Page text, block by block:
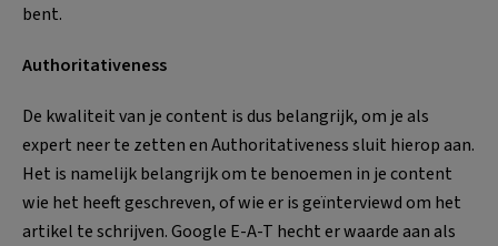
bent.
Authoritativeness
De kwaliteit van je content is dus belangrijk, om je als
expert neer te zetten en Authoritativeness sluit hierop aan.
Het is namelijk belangrijk om te benoemen in je content
wie het heeft geschreven, of wie er is geïnterviewd om het
artikel te schrijven. Google E-A-T hecht er waarde aan als